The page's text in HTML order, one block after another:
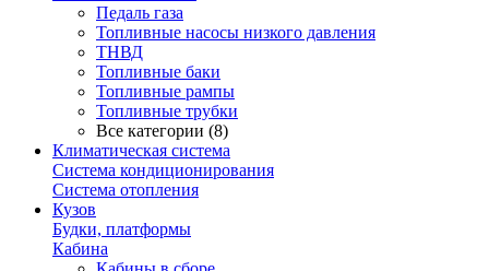
Педаль газа
Топливные насосы низкого давления
ТНВД
Топливные баки
Топливные рампы
Топливные трубки
Все категории (8)
Климатическая система
Система кондиционирования
Система отопления
Кузов
Будки, платформы
Кабина